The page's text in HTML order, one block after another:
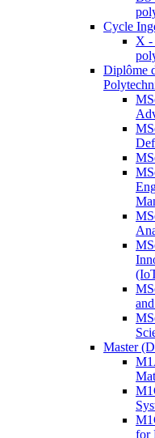
Cycle
X -
Diplôme
Master
for